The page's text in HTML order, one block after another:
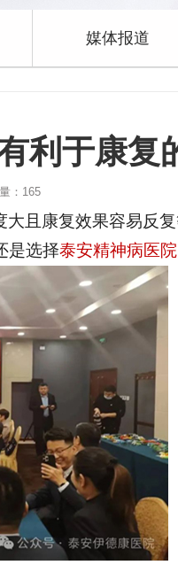
媒体报道
利于康复
： 165
且康复效果容易反
是选择泰安精神病医院